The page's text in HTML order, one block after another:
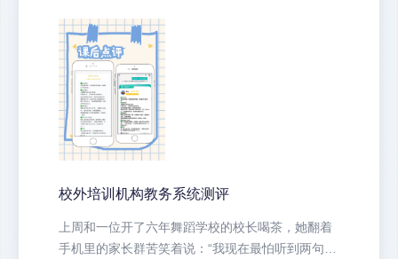
校外培训机构教务系统测评
上周和一位开了六年舞蹈学校的校长喝茶，她翻着
手机里的家长群苦笑着说：“我现在最怕听到两句